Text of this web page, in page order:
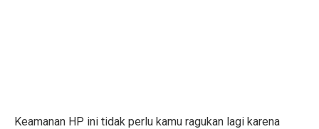
Keamanan HP ini tidak perlu kamu ragukan lagi karena